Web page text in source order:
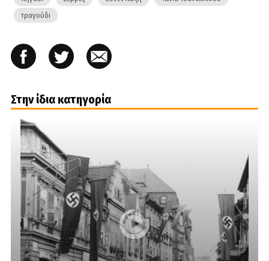
τραγούδι
Στην ίδια κατηγορία